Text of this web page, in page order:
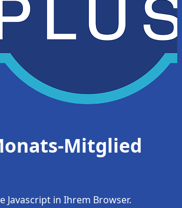
Mitglied
Javascript in Ihrem Browser.